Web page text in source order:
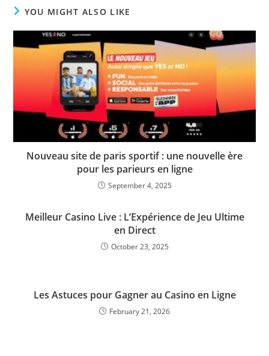
YOU MIGHT ALSO LIKE
Nouveau site de paris sportif : une nouvelle ère
pour les parieurs en ligne
September 4, 2025
Meilleur Casino Live : L’Expérience de Jeu Ultime
en Direct
October 23, 2025
Les Astuces pour Gagner au Casino en Ligne
February 21, 2026